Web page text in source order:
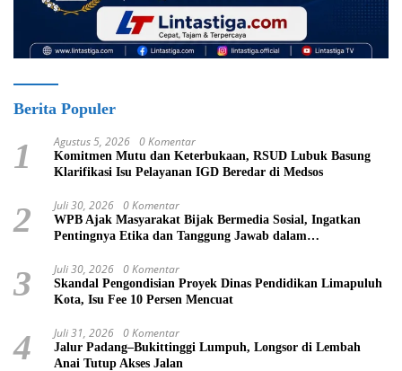
Berita Populer
1 Agustus 5, 2026 0 Komentar
Komitmen Mutu dan Keterbukaan, RSUD Lubuk Basung
Klarifikasi Isu Pelayanan IGD Beredar di Medsos
2 Juli 30, 2026 0 Komentar
WPB Ajak Masyarakat Bijak Bermedia Sosial, Ingatkan
Pentingnya Etika dan Tanggung Jawab dalam
3 Juli 30, 2026 0 Komentar
Skandal Pengondisian Proyek Dinas Pendidikan Limapuluh
Kota, Isu Fee 10 Persen Mencuat
4 Juli 31, 2026 0 Komentar
Jalur Padang–Bukittinggi Lumpuh, Longsor di Lembah
Anai Tutup Akses Jalan